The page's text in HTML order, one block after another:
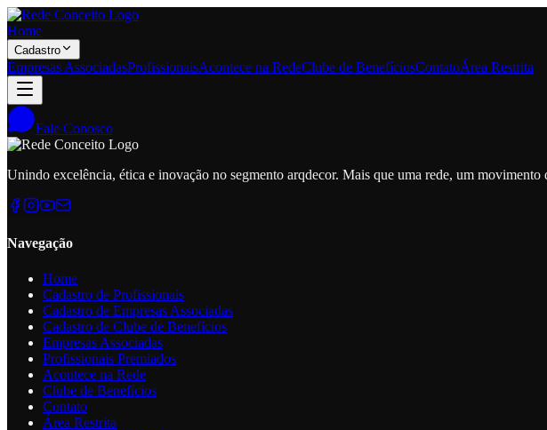
Home
Cadastro
Empresas AssociadasProfissionaisAcontece na RedeClube de BenefíciosContatoÁrea Restrita
Fale Conosco
Unindo excelência, ética e inovação no segmento arqdecor. Mais que uma rede, um movimento
Navegação
Home
Cadastro de Profissionais
Cadastro de Empresas Associadas
Cadastro de Clube de Benefícios
Empresas Associadas
Profissionais Premiados
Acontece na Rede
Clube de Benefícios
Contato
Área Restrita